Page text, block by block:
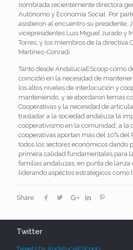
nombrada recientemente directora
Autónomo y Economía Social. Por
asistieron al encuentro su presidente,
vicepresidentes Luis Miguel Jurado y
Torres, y los miembros de la directiva
Martínez-Conradi.
Tanto desde AndalucíaEScoop como
coincidió en la necesidad de
los altos niveles de interlocución y
manteniendo, y se abordaron temas
Cooperativas y la necesidad de
trasladar a la sociedad andaluza la
cooperativismo en la comunidad, a la
cooperativas aportan más del 10% del
todos los sectores económicos dando
primera calidad fundamentales para
familias andaluzas, en punta de lanza
liderando aspectos estratégicos como
Share
Twitter